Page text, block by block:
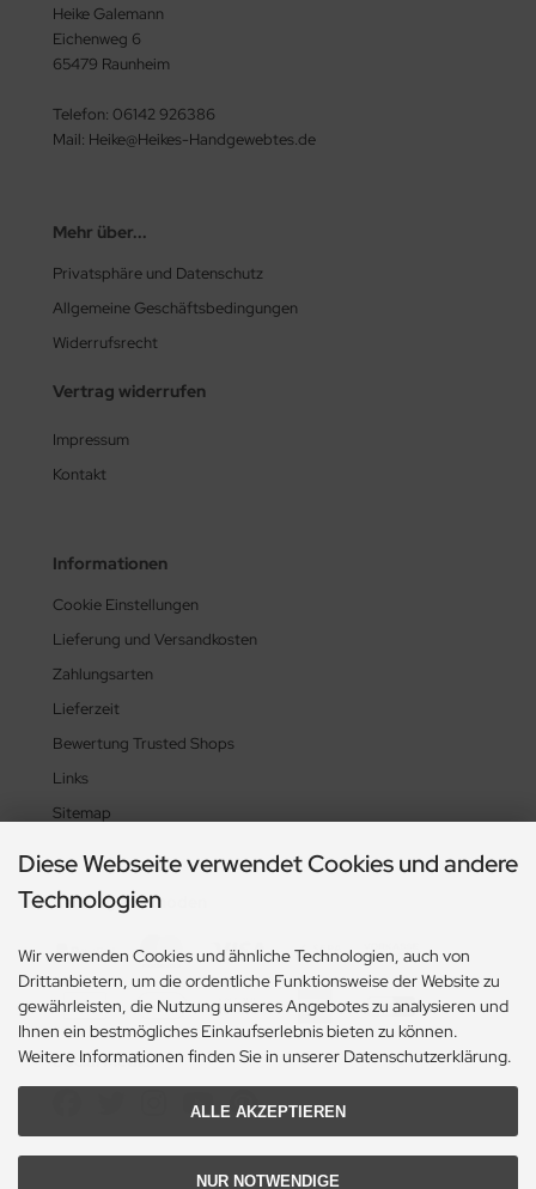
Heike Galemann
Eichenweg 6
65479 Raunheim
Telefon: 06142 926386
Mail: Heike@Heikes-Handgewebtes.de
Mehr über...
Privatsphäre und Datenschutz
Allgemeine Geschäftsbedingungen
Widerrufsrecht
Vertrag widerrufen
Impressum
Kontakt
Informationen
Cookie Einstellungen
Lieferung und Versandkosten
Zahlungsarten
Lieferzeit
Bewertung Trusted Shops
Links
Sitemap
Zahlungsmethoden
Social Media
Diese Webseite verwendet Cookies und andere
Technologien
Wir verwenden Cookies und ähnliche Technologien, auch von
Drittanbietern, um die ordentliche Funktionsweise der Website zu
gewährleisten, die Nutzung unseres Angebotes zu analysieren und
Ihnen ein bestmögliches Einkaufserlebnis bieten zu können.
Weitere Informationen finden Sie in unserer Datenschutzerklärung.
ALLE AKZEPTIEREN
NUR NOTWENDIGE